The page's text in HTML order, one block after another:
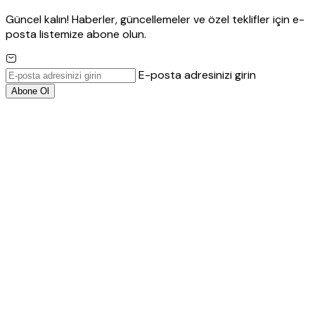
Güncel kalın! Haberler, güncellemeler ve özel teklifler için e-
posta listemize abone olun.
E-posta adresinizi girin
Abone Ol